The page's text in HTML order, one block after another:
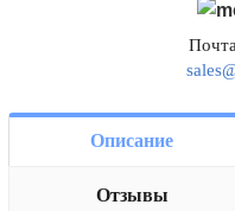
Описание
Отзывы